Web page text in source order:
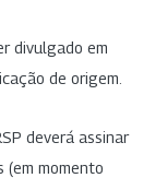
divulgado em
de origem.
deverá assinar
(em momento